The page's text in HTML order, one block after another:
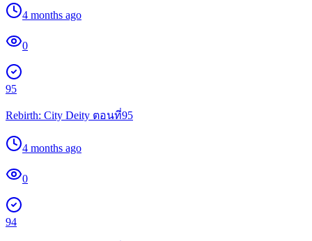
4 months ago
0
95
Rebirth: City Deity ตอนที่95
4 months ago
0
94